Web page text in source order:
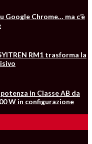
Google Chrome… ma c’è
RM1 trasforma la
in Classe AB da
W in configurazione